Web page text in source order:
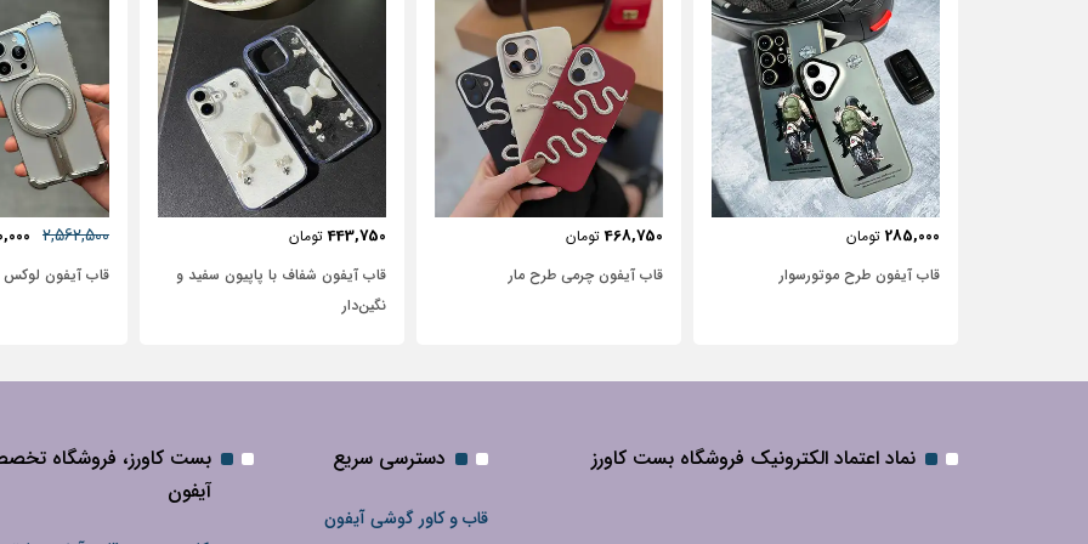
468,750 تومان
قاب آیفون چرمی طرح مار
443,750 تومان
قاب آیفون شفاف با پاپیون سفید و
2,562,500
2,950,000
قاب آیفون لوکس بامپر OATSBASF
631,250
نماد اعتماد الکترونیک فروشگاه بست کاورز دسترسی سریع
قاب و کاور گوشی آیفون
بست کاورز، فروشگاه
آیفون